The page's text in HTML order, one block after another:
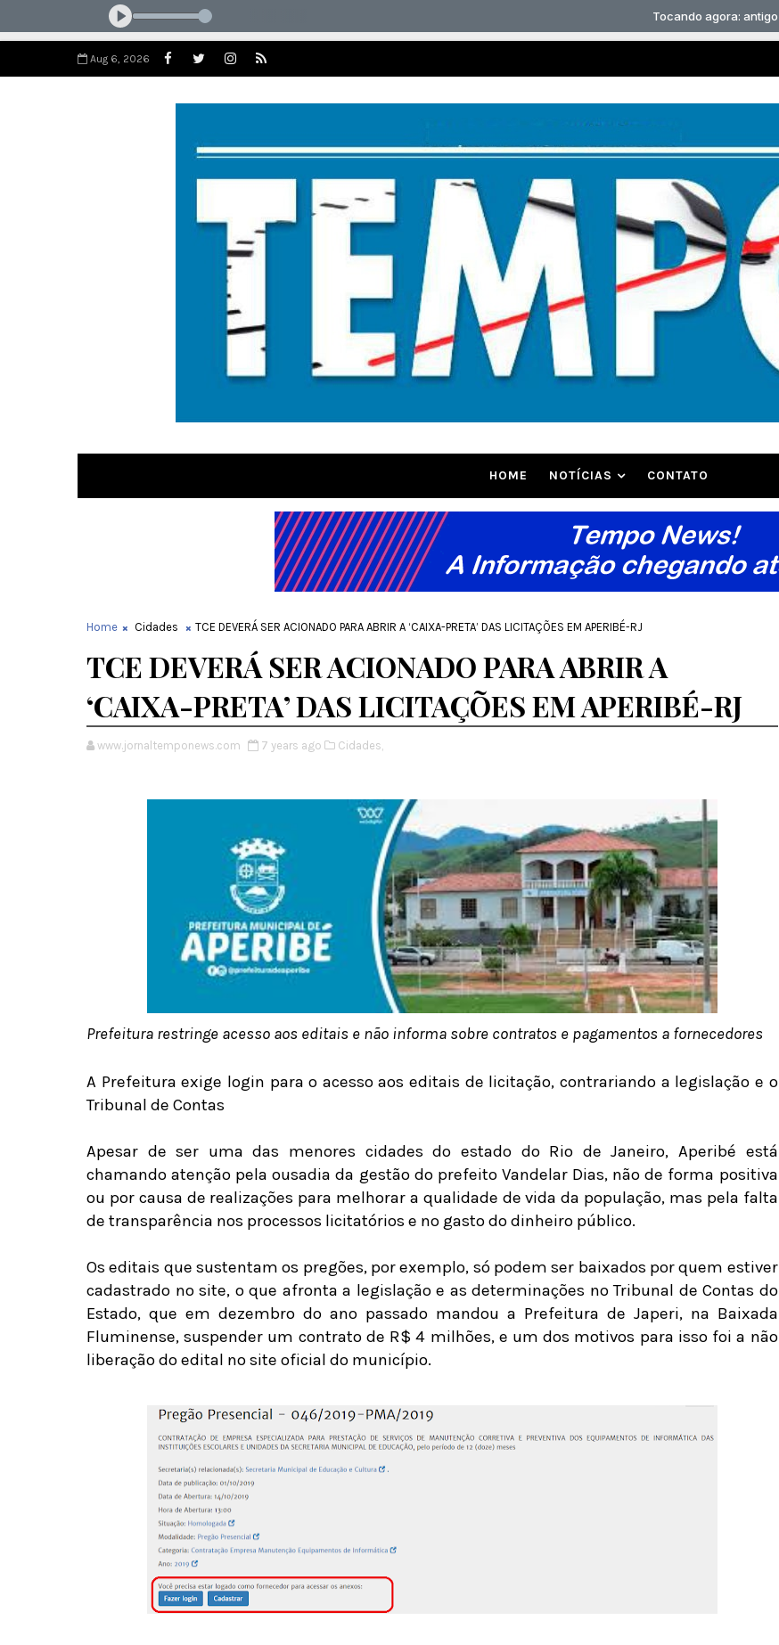
Aug 6, 2026
HOME NOTÍCIAS CONTATO
Home Cidades TCE DEVERÁ SER ACIONADO PARA ABRIR A ‘CAIXA-PRETA’ DAS LICITAÇÕES EM APERIBÉ-RJ
TCE DEVERÁ SER ACIONADO PARA ABRIR A
‘CAIXA-PRETA’ DAS LICITAÇÕES EM APERIBÉ-RJ
www.jornaltemponews.com 7 years ago Cidades,
Prefeitura restringe acesso aos editais e não informa sobre contratos e pagamentos a fornecedores
A Prefeitura exige login para o acesso aos editais de licitação, contrariando a legislação e o
Tribunal de Contas
Apesar de ser uma das menores cidades do estado do Rio de Janeiro, Aperibé está
chamando atenção pela ousadia da gestão do prefeito Vandelar Dias, não de forma positiva
ou por causa de realizações para melhorar a qualidade de vida da população, mas pela falta
de transparência nos processos licitatórios e no gasto do dinheiro público.
Os editais que sustentam os pregões, por exemplo, só podem ser baixados por quem estiver
cadastrado no site, o que afronta a legislação e as determinações no Tribunal de Contas do
Estado, que em dezembro do ano passado mandou a Prefeitura de Japeri, na Baixada
Fluminense, suspender um contrato de R$ 4 milhões, e um dos motivos para isso foi a não
liberação do edital no site oficial do município.